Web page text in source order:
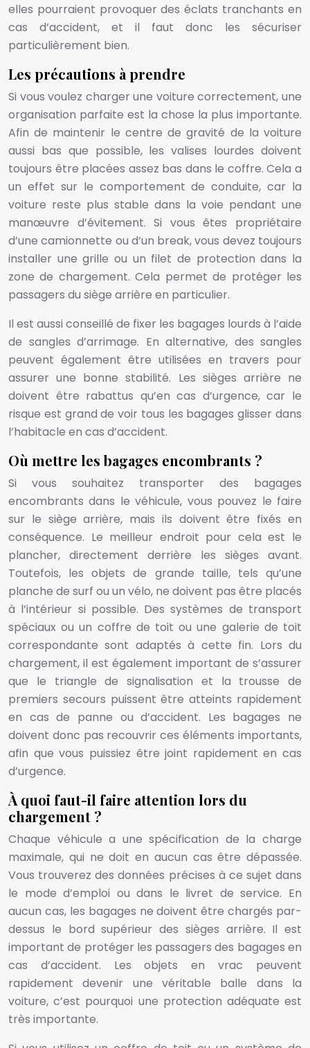
elles pourraient provoquer des éclats tranchants en
cas d’accident, et il faut donc les sécuriser
particulièrement bien.
Les précautions à prendre
Si vous voulez charger une voiture correctement, une
organisation parfaite est la chose la plus importante.
Afin de maintenir le centre de gravité de la voiture
aussi bas que possible, les valises lourdes doivent
toujours être placées assez bas dans le coffre. Cela a
un effet sur le comportement de conduite, car la
voiture reste plus stable dans la voie pendant une
manœuvre d’évitement. Si vous êtes propriétaire
d’une camionnette ou d’un break, vous devez toujours
installer une grille ou un filet de protection dans la
zone de chargement. Cela permet de protéger les
passagers du siège arrière en particulier.
Il est aussi conseillé de fixer les bagages lourds à l’aide
de sangles d’arrimage. En alternative, des sangles
peuvent également être utilisées en travers pour
assurer une bonne stabilité. Les sièges arrière ne
doivent être rabattus qu’en cas d’urgence, car le
risque est grand de voir tous les bagages glisser dans
l’habitacle en cas d’accident.
Où mettre les bagages encombrants ?
Si vous souhaitez transporter des bagages
encombrants dans le véhicule, vous pouvez le faire
sur le siège arrière, mais ils doivent être fixés en
conséquence. Le meilleur endroit pour cela est le
plancher, directement derrière les sièges avant.
Toutefois, les objets de grande taille, tels qu’une
planche de surf ou un vélo, ne doivent pas être placés
à l’intérieur si possible. Des systèmes de transport
spéciaux ou un coffre de toit ou une galerie de toit
correspondante sont adaptés à cette fin. Lors du
chargement, il est également important de s’assurer
que le triangle de signalisation et la trousse de
premiers secours puissent être atteints rapidement
en cas de panne ou d’accident. Les bagages ne
doivent donc pas recouvrir ces éléments importants,
afin que vous puissiez être joint rapidement en cas
d’urgence.
À quoi faut-il faire attention lors du
chargement ?
Chaque véhicule a une spécification de la charge
maximale, qui ne doit en aucun cas être dépassée.
Vous trouverez des données précises à ce sujet dans
le mode d’emploi ou dans le livret de service. En
aucun cas, les bagages ne doivent être chargés par-
dessus le bord supérieur des sièges arrière. Il est
important de protéger les passagers des bagages en
cas d’accident. Les objets en vrac peuvent
rapidement devenir une véritable balle dans la
voiture, c’est pourquoi une protection adéquate est
très importante.